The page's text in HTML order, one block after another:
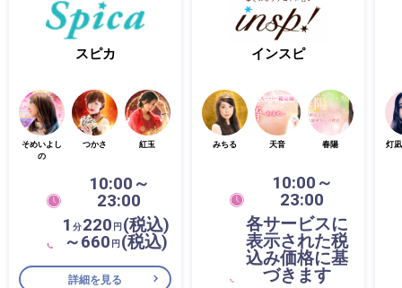
スピカ
そめいよし
の
つかさ 紅玉
10:00～
23:00
1 分220 円(税込)
～660 円(税込)
詳細を見る
インスピ
みちる 天音 春陽
10:00～
23:00
各サービスに
表示された税
込み価格に基
づきます
灯